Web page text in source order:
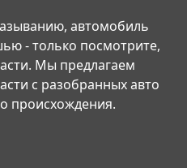
автомобиль
- только посмотрите,
Мы предлагаем
с разобранных авто
происхождения.